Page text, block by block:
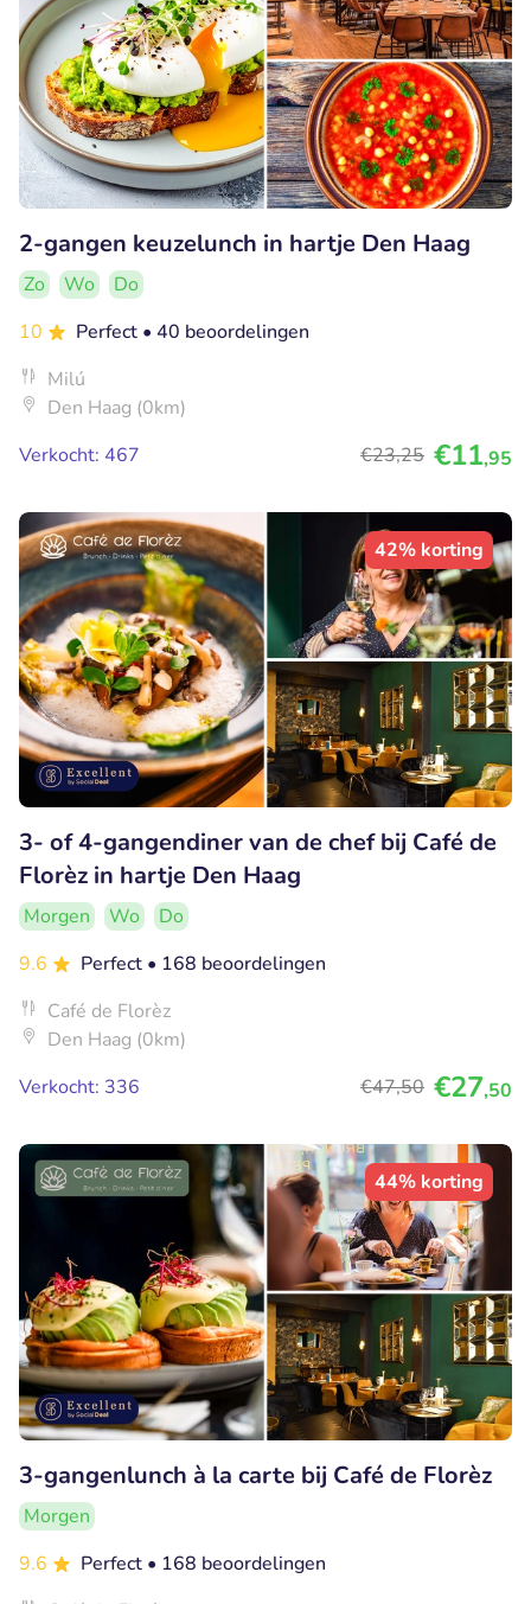
2-gangen keuzelunch in hartje Den Haag
Zo Wo
Do
10
Perfect • 40 beoordelingen
Milú
Den Haag (0km)
Verkocht: 467
€23,25 €11,95
42% korting
3- of 4-gangendiner van de chef bij Café de
Florèz in hartje Den Haag
Morgen Wo
Do
9.6
Perfect • 168 beoordelingen
Café de Florèz
Den Haag (0km)
Verkocht: 336
€47,50 €27,50
44% korting
3-gangenlunch à la carte bij Café de Florèz
Morgen
9.6
Perfect • 168 beoordelingen